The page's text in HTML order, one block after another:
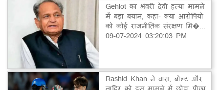
Gehlot का भंवरी देवी हत्या मामले
में बड़ा बयान, कहा- क्या आरोपियों
को कोई राजनीतिक संरक्षण मि�...
09-07-2024 03:20:03 PM
Rashid Khan ने वास, बोल्ट और